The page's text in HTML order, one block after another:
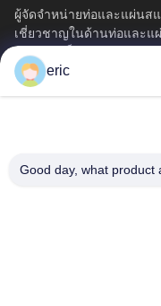
ผู้จัดจําหน่ายท่อและแผ่นส
เชี่ยวชาญในด้านท่อและแผ่
สําหรับเหล็กพิเศษอุตสาหกร
ลิงค์เร็ว
ควบคุมคุณภาพ
eric
Good day, what product